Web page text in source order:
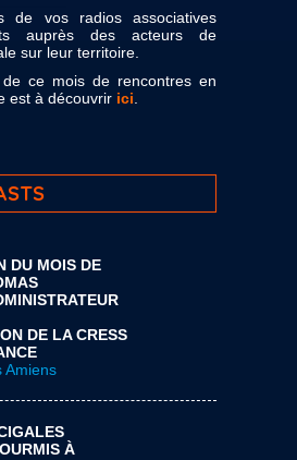
de vos radios associatives
auprès des acteurs de
sur leur territoire.
ce mois de rencontres en
est à découvrir ici.
DU MOIS DE
DE LA CRESS
Amiens
À